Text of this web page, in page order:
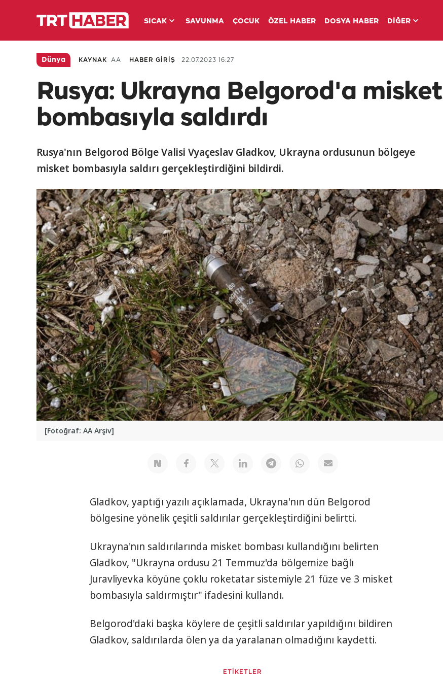
SICAK SAVUNMA ÇOCUK ÖZEL HABER DOSYA HABER DİĞER
Dünya KAYNAK AA HABER GİRİŞ 22.07.2023 16:27
Rusya: Ukrayna Belgorod'a misket
bombasıyla saldırdı
Rusya'nın Belgorod Bölge Valisi Vyaçeslav Gladkov, Ukrayna ordusunun bölgeye
misket bombasıyla saldırı gerçekleştirdiğini bildirdi.
[Fotoğraf: AA Arşiv]
Gladkov, yaptığı yazılı açıklamada, Ukrayna'nın dün Belgorod
bölgesine yönelik çeşitli saldırılar gerçekleştirdiğini belirtti.
Ukrayna'nın saldırılarında misket bombası kullandığını belirten
Gladkov, "Ukrayna ordusu 21 Temmuz'da bölgemize bağlı
Juravliyevka köyüne çoklu roketatar sistemiyle 21 füze ve 3 misket
bombasıyla saldırmıştır" ifadesini kullandı.
Belgorod'daki başka köylere de çeşitli saldırılar yapıldığını bildiren
Gladkov, saldırılarda ölen ya da yaralanan olmadığını kaydetti.
ETİKETLER